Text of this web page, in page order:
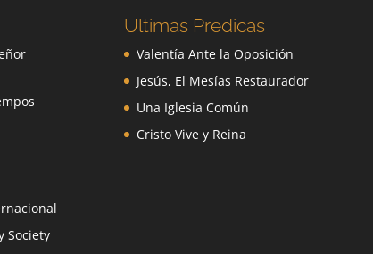
Society
Ultimas Predicas
Valentía Ante la Oposición
Jesús, El Mesías Restaurador
Una Iglesia Común
Cristo Vive y Reina